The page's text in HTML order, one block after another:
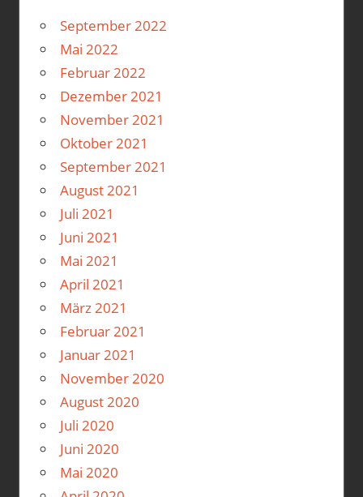
September 2022
Mai 2022
Februar 2022
Dezember 2021
November 2021
Oktober 2021
September 2021
August 2021
Juli 2021
Juni 2021
Mai 2021
April 2021
März 2021
Februar 2021
Januar 2021
November 2020
August 2020
Juli 2020
Juni 2020
Mai 2020